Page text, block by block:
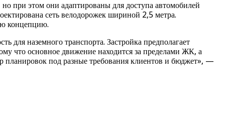
при этом они адаптированы для доступа автомобилей
сеть велодорожек шириной 2,5 метра.
концепцию.
наземного транспорта. Застройка предполагает
что основное движение находится за пределами ЖК, а
под разные требования клиентов и бюджет», —